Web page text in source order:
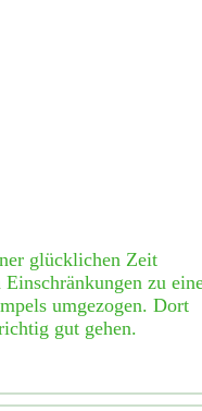
glücklichen Zeit
zu
umgezogen. Dort
gut gehen.